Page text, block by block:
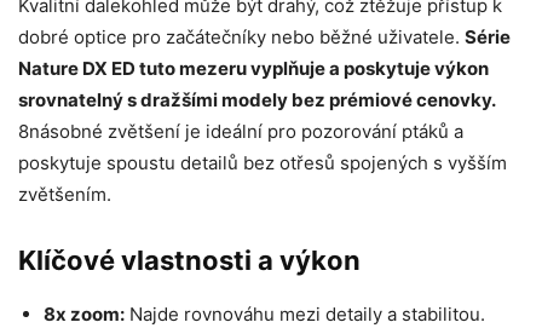
Kvalitní dalekohled může být drahý, což ztěžuje přístup k
dobré optice pro začátečníky nebo běžné uživatele. Série
Nature DX ED tuto mezeru vyplňuje a poskytuje výkon
srovnatelný s dražšími modely bez prémiové cenovky.
8násobné zvětšení je ideální pro pozorování ptáků a
poskytuje spoustu detailů bez otřesů spojených s vyšším
zvětšením.
Klíčové vlastnosti a výkon
8x zoom: Najde rovnováhu mezi detaily a stabilitou.